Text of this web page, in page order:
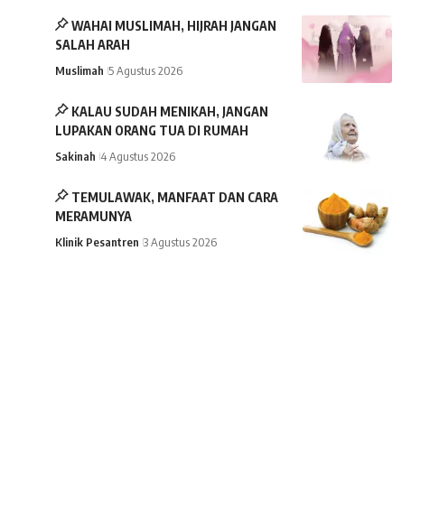
WAHAI MUSLIMAH, HIJRAH JANGAN
SALAH ARAH
Muslimah 5 Agustus 2026
KALAU SUDAH MENIKAH, JANGAN
LUPAKAN ORANG TUA DI RUMAH
Sakinah 4 Agustus 2026
TEMULAWAK, MANFAAT DAN CARA
MERAMUNYA
Klinik Pesantren 3 Agustus 2026